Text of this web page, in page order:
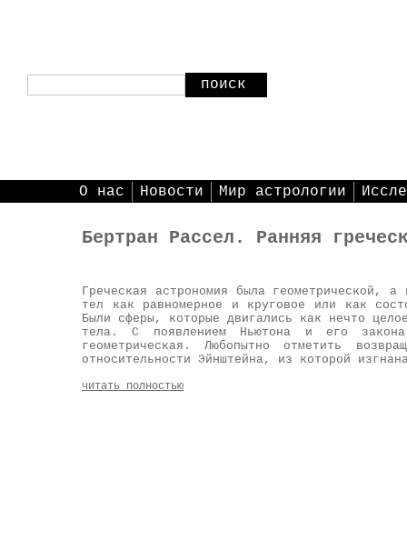
поиск
О нас Новости Мир астрологии
Бертран Рассел. Ранняя
Греческая астрономия была геометрической,
тел как равномерное и круговое или как
Были сферы, которые двигались как нечто
тела. С появлением Ньютона и его
геометрическая. Любопытно отметить
относительности Эйнштейна, из которой
читать полностью